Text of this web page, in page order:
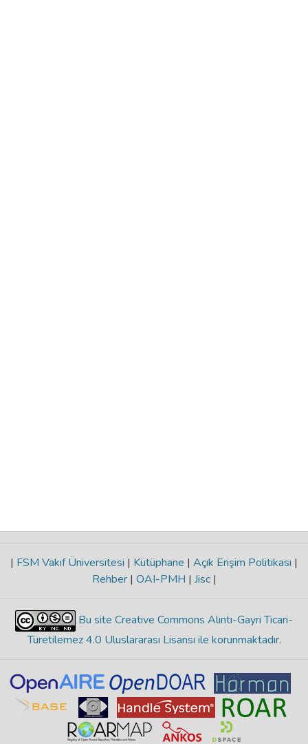
| FSM Vakıf Üniversitesi | Kütüphane | Açık Erişim Politikası |
Rehber | OAI-PMH | Jisc |
Bu site Creative Commons Alıntı-Gayri Ticari-
Türetilemez 4.0 Uluslararası Lisansı ile korunmaktadır.